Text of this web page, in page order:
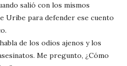
salió con los mismos
Uribe para defender ese cuento
de los odios ajenos y los
Me pregunto, ¿Cómo